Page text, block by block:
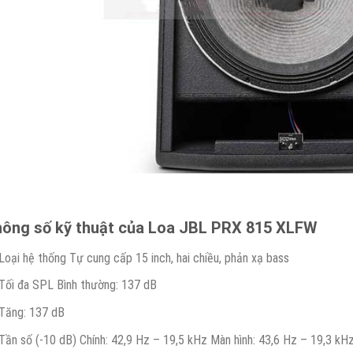
số kỹ thuật của Loa JBL PRX 815 XLFW
hệ thống Tự cung cấp 15 inch, hai chiều, phản xạ bass
đa SPL Bình thường: 137 dB
137 dB
số (-10 dB) Chính: 42,9 Hz – 19,5 kHz Màn hình: 43,6 Hz – 19,3